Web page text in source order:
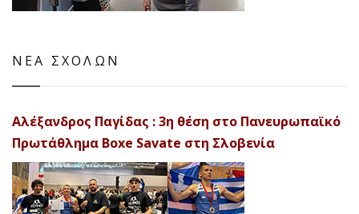
ΝΕΑ ΣΧΟΛΩΝ
Αλέξανδρος Παγίδας : 3η θέση στο Πανευρωπαϊκό
Πρωτάθλημα Boxe Savate στη Σλοβενία